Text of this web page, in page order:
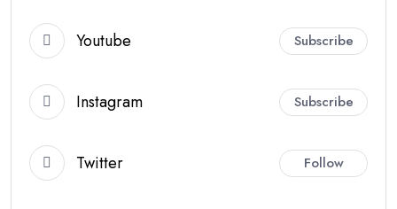
Youtube Subscribe
Instagram Subscribe
Twitter Follow